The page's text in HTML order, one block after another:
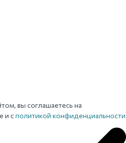
вы соглашаетесь на
и сполитикой конфиденциальности